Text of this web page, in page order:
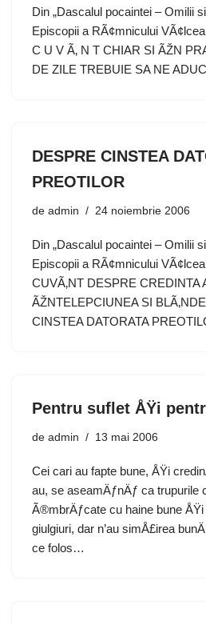
Din „Dascalul pocaintei – Omilii
Episcopii a RÃ¢mnicului
C U V Ã‚ N T CHIAR SI ÃŽN
DE ZILE TREBUIE SA NE
DESPRE CINSTEA
PREOTILOR
de admin 24 noiembrie 2006
Din „Dascalul pocaintei – Omilii
Episcopii a RÃ¢mnicului
CUVÃ‚NT DESPRE CREDINTA
ÃŽNTELEPCIUNEA SI
CINSTEA DATORATA
Pentru suflet ÅŸi
de admin 13 mai 2006
Cei cari au fapte bune, ÅŸi
au, se aseamÄƒnÄƒ ca trupurile
Ã®mbrÄƒcate cu haine bune
giulgiuri, dar n’au simÅ£irea
ce folos…